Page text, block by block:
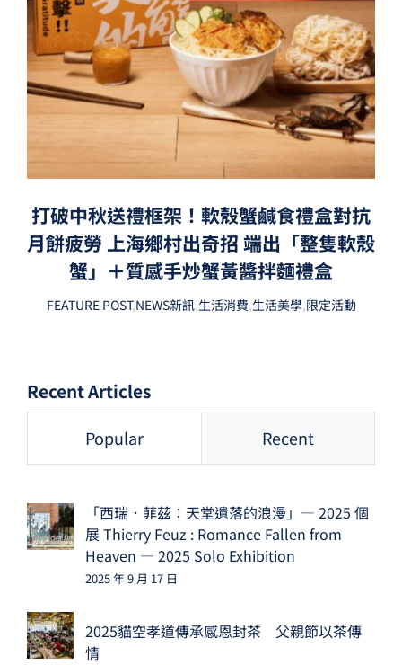
打破中秋送禮框架！軟殼蟹鹹食禮盒對抗
月餅疲勞 上海鄉村出奇招 端出「整隻軟殼
蟹」＋質感手炒蟹黃醬拌麵禮盒
FEATURE POST,NEWS新訊,生活消費,生活美學,限定活動
Recent Articles
Popular Recent
「西瑞．菲茲：天堂遺落的浪漫」— 2025 個
展 Thierry Feuz : Romance Fallen from
Heaven — 2025 Solo Exhibition
2025 年 9 月 17 日
2025貓空孝道傳承感恩封茶 父親節以茶傳
情